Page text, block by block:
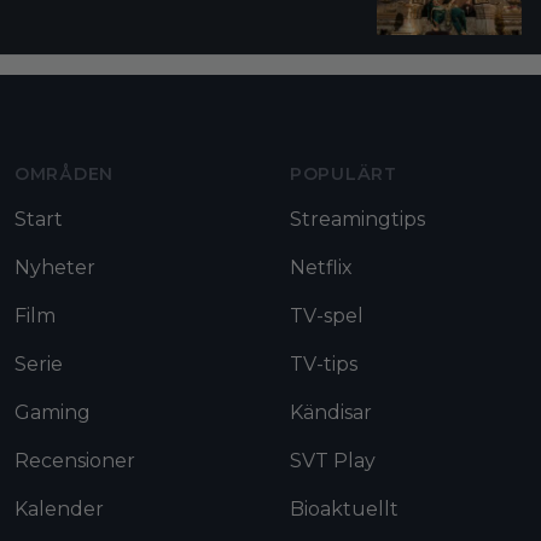
OMRÅDEN
Start
Nyheter
Film
Serie
Gaming
Recensioner
Kalender
POPULÄRT
Streamingtips
Netflix
TV-spel
TV-tips
Kändisar
SVT Play
Bioaktuellt